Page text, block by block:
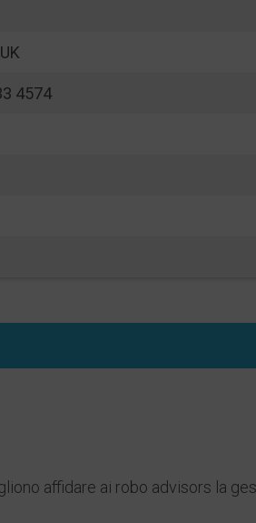
4574
affidare ai robo advisors la